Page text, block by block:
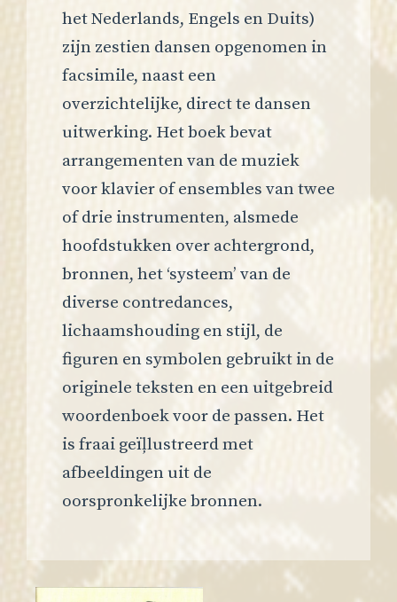
het Nederlands, Engels en Duits)
zijn zestien dansen opgenomen in
facsimile, naast een
overzichtelijke, direct te dansen
uitwerking. Het boek bevat
arrangementen van de muziek
voor klavier of ensembles van twee
of drie instrumenten, alsmede
hoofdstukken over achtergrond,
bronnen, het ‘systeem’ van de
diverse contredances,
lichaamshouding en stijl, de
figuren en symbolen gebruikt in de
originele teksten en een uitgebreid
woordenboek voor de passen. Het
is fraai geïļlustreerd met
afbeeldingen uit de
oorspronkelijke bronnen.